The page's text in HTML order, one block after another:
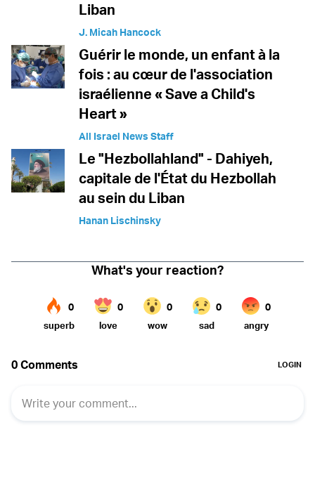
Liban
J. Micah Hancock
Guérir le monde, un enfant à la
fois : au cœur de l'association
israélienne « Save a Child's
Heart »
All Israel News Staff
Le "Hezbollahland" - Dahiyeh,
capitale de l'État du Hezbollah
au sein du Liban
Hanan Lischinsky